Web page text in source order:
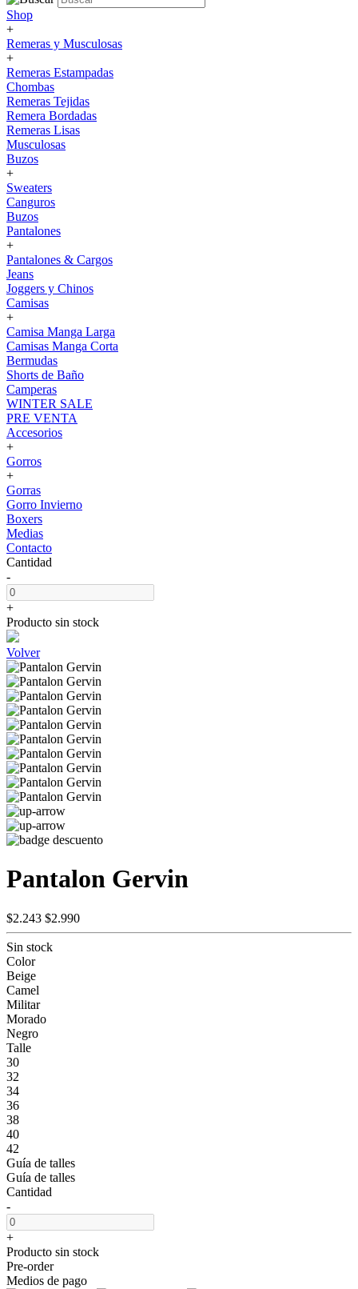
Shop
+
Remeras y Musculosas
+
Remeras Estampadas
Chombas
Remeras Tejidas
Remera Bordadas
Remeras Lisas
Musculosas
Buzos
+
Sweaters
Canguros
Buzos
Pantalones
+
Pantalones & Cargos
Jeans
Joggers y Chinos
Camisas
+
Camisa Manga Larga
Camisas Manga Corta
Bermudas
Shorts de Baño
Camperas
WINTER SALE
PRE VENTA
Accesorios
+
Gorros
+
Gorras
Gorro Invierno
Boxers
Medias
Contacto
Cantidad
-
+
Producto sin stock
Volver
Pantalon Gervin
$2.243 $2.990
Sin stock
Color
Beige
Camel
Militar
Morado
Negro
Talle
30
32
34
36
38
40
42
Guía de talles
Guía de talles
Cantidad
-
+
Producto sin stock
Pre-order
Medios de pago